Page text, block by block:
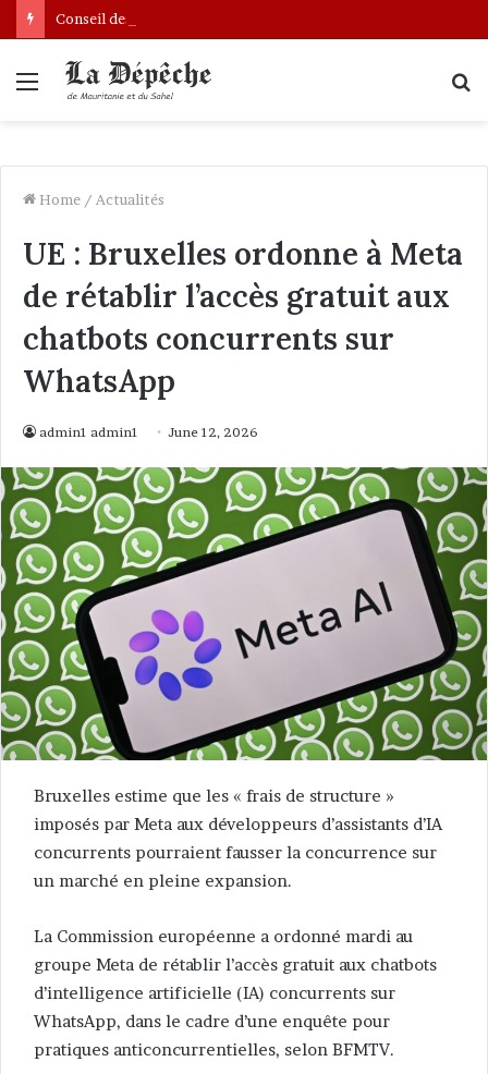
Menu
Home / Actualités
UE : Bruxelles ordonne à Meta
de rétablir l’accès gratuit aux
chatbots concurrents sur
WhatsApp
admin1 admin1 June 12, 2026
Bruxelles estime que les « frais de structure »
imposés par Meta aux développeurs d’assistants d’IA
concurrents pourraient fausser la concurrence sur
un marché en pleine expansion.
La Commission européenne a ordonné mardi au
groupe Meta de rétablir l’accès gratuit aux chatbots
d’intelligence artificielle (IA) concurrents sur
WhatsApp, dans le cadre d’une enquête pour
pratiques anticoncurrentielles, selon BFMTV.